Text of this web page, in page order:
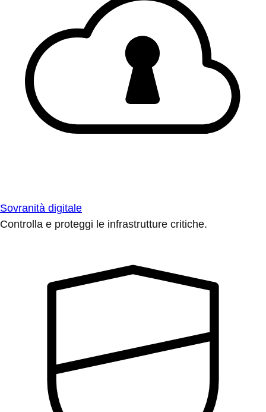
Sovranità digitale
Controlla e proteggi le infrastrutture critiche.